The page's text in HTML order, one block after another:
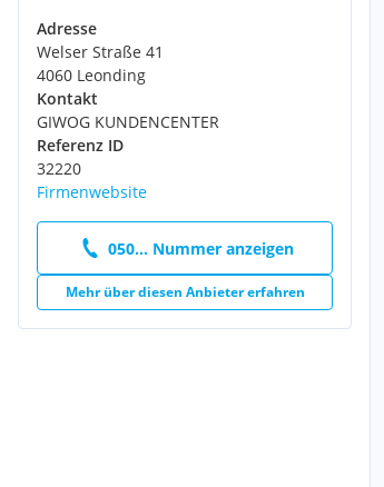
Adresse
Welser Straße 41
4060 Leonding
Kontakt
GIWOG KUNDENCENTER
Referenz ID
32220
Firmenwebsite
050... Nummer anzeigen
Mehr über diesen Anbieter erfahren